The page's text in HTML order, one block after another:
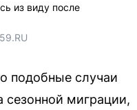
из виду после
подобные случаи
сезонной миграции,